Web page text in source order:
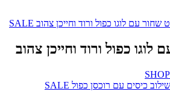
את
בעמוד
SALE
כפול ורוד וחייכן צהוב
זה
SALE